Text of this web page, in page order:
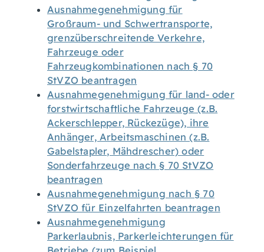
Ausnahmegenehmigung für
Großraum- und Schwertransporte,
grenzüberschreitende Verkehre,
Fahrzeuge oder
Fahrzeugkombinationen nach § 70
StVZO beantragen
Ausnahmegenehmigung für land- oder
forstwirtschaftliche Fahrzeuge (z.B.
Ackerschlepper, Rückezüge), ihre
Anhänger, Arbeitsmaschinen (z.B.
Gabelstapler, Mähdrescher) oder
Sonderfahrzeuge nach § 70 StVZO
beantragen
Ausnahmegenehmigung nach § 70
StVZO für Einzelfahrten beantragen
Ausnahmegenehmigung
Parkerlaubnis, Parkerleichterungen für